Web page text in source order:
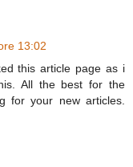
13:02
this article page as i
All the best for the
for your new articles.